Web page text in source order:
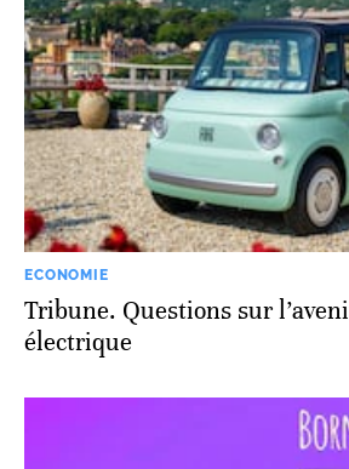
ECONOMIE
Tribune. Questions sur
électrique